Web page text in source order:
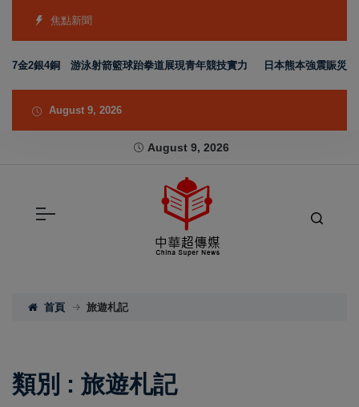
焦點新聞
4銅 游泳射箭籃球跆拳道展現青年競技實力 日本熊本強震賑災再獲支
August 9, 2026
August 9, 2026
首頁 旅遊札記
類別 : 旅遊札記